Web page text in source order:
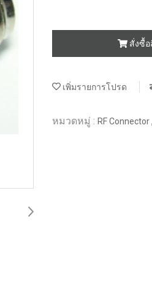
สั่งซื้
เพิ่มรายการโปรด
หมวดหมู่ : RF Connector,